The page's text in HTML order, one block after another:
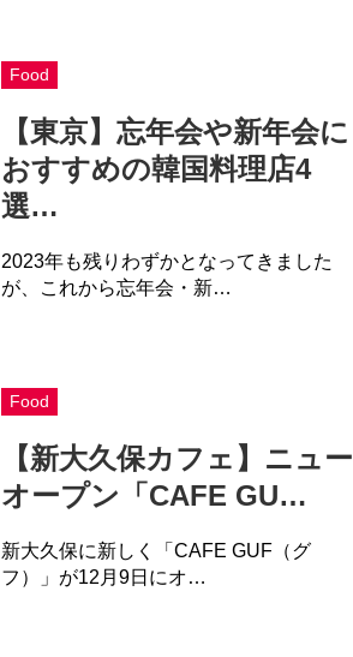
Food
【東京】忘年会や新年会に
おすすめの韓国料理店4
選…
2023年も残りわずかとなってきました
が、これから忘年会・新…
Food
【新大久保カフェ】ニュー
オープン「CAFE GU…
新大久保に新しく「CAFE GUF（グ
フ）」が12月9日にオ…